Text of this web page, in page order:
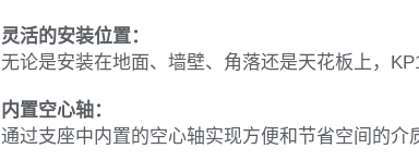
灵活的安装位置：
无论是安装在地面、墙壁、角落还是天花板上，
内置空心轴：
通过支座中内置的空心轴实现方便和节省空间的介